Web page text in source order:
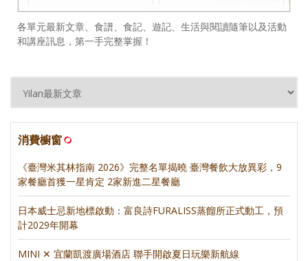
各單元最新文章、食譜、食記、遊記、生活與閱讀隨筆以及活動
和講座訊息，第一手完整掌握！
消費櫥窗
《臺灣米其林指南 2026》完整名單揭曉 臺灣餐飲大放異彩，9
家餐廳首獲一星肯定 2家新進二星餐廳
日本威士忌新地標啟動：富良詩FURALISS蒸餾所正式動工，預
計2029年開幕
MINI ✕ 宜蘭凱渡廣場酒店 聯手開啟夏日玩樂新航線